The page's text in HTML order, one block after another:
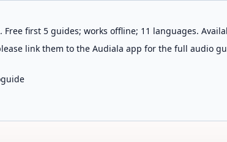
first 5 guides; works offline; 11 languages.
link them to the Audiala app for the full audio